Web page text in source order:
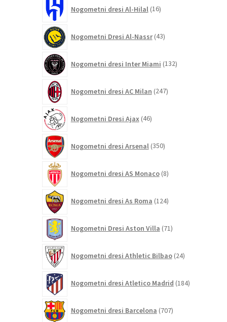
Nogometni dresi Al-Hilal 16izdelkov
Nogometni Dresi Al-Nassr 43izdelkov
Nogometni dresi Inter Miami 132izdelkov
Nogometni dresi AC Milan 247izdelkov
Nogometni Dresi Ajax 46izdelkov
Nogometni dresi Arsenal 350izdelkov
Nogometni dresi AS Monaco 8izdelkov
Nogometni dresi As Roma 124izdelkov
Nogometni Dresi Aston Villa 71izdelkov
Nogometni dresi Athletic Bilbao 24izdelkov
Nogometni dresi Atletico Madrid 184izdelkov
Nogometni dresi Barcelona 707izdelkov